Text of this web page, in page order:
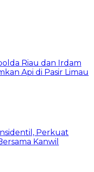
Riau dan Irdam
Api di Pasir Limau
Perkuat
Kanwil